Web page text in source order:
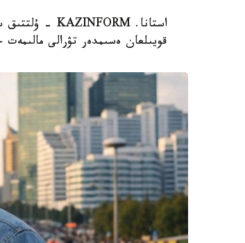
قويىلعان ەسىمدەر تۋرالى مالىمەت